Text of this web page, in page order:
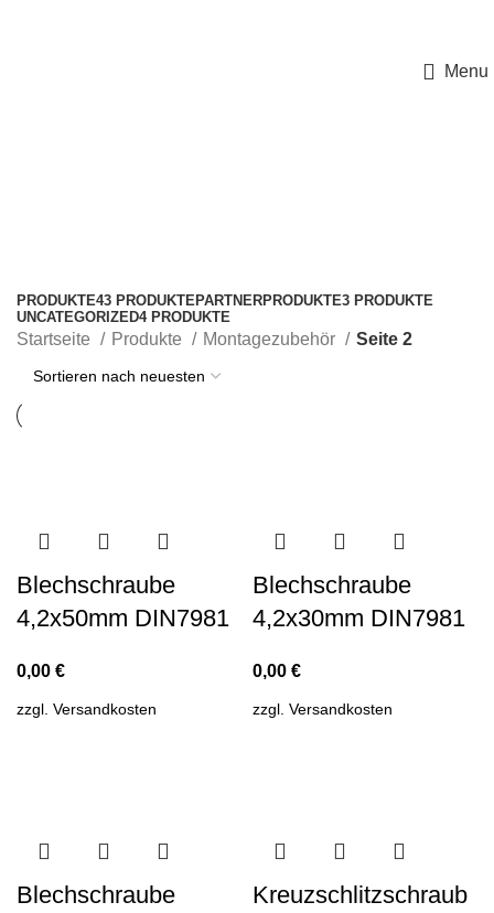
Menu
PRODUKTE43 PRODUKTEPARTNERPRODUKTE3 PRODUKTE
UNCATEGORIZED4 PRODUKTE
Startseite Produkte Montagezubehör Seite 2
Blechschraube
4,2x50mm DIN7981
0,00 €
zzgl. Versandkosten
Blechschraube
4,2x30mm DIN7981
0,00 €
zzgl. Versandkosten
Blechschraube
Kreuzschlitzschraub